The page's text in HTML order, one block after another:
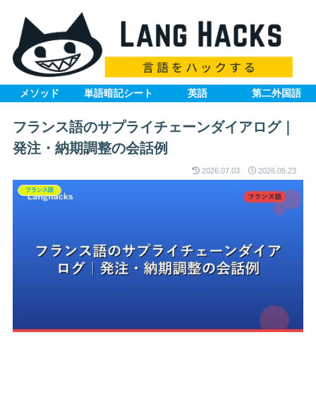
メソッド 単語暗記シート 英語 第二外国語
フランス語のサプライチェーンダイアログ｜
発注・納期調整の会話例
2026.07.03 2026.05.23
フランス語